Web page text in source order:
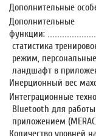
Дополнительные
Дополнительные
функции:
статистика
режим,
ландшафт в
Инерционный вес
Интеграционные
Bluetooth для
приложением
Количество уровней